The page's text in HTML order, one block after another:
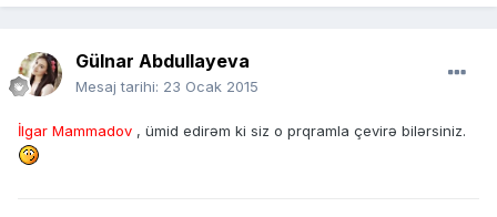
Gülnar Abdullayeva
Mesaj tarihi: 23 Ocak 2015
İlgar Mammadov , ümid edirəm ki siz o prqramla çevirə bilərsiniz.